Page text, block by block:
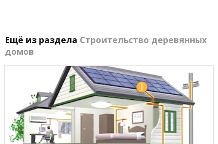
Ещё из раздела Строительство деревянных
домов